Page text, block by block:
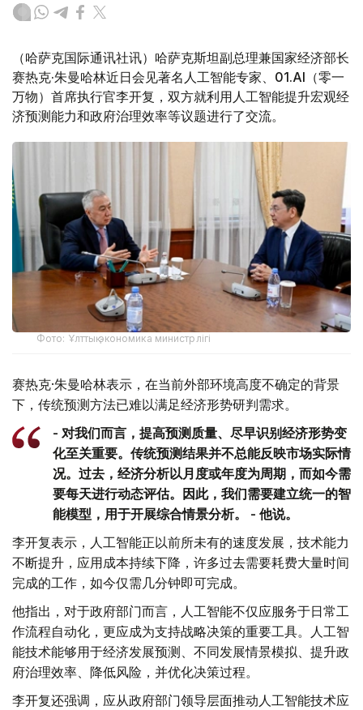
（哈萨克国际通讯社讯）哈萨克斯坦副总理兼国家经济部长
赛热克·朱曼哈林近日会见著名人工智能专家、01.AI （零一
万物）首席执行官李开复，双方就利用人工智能提升宏观经
济预测能力和政府治理效率等议题进行了交流。
Фото: Ұлттық экономика министрлігі
赛热克·朱曼哈林表示，在当前外部环境高度不确定的背景
下，传统预测方法已难以满足经济形势研判需求。
- 对我们而言，提高预测质量、尽早识别经济形势变
化至关重要。传统预测结果并不总能反映市场实际情
况。过去，经济分析以月度或年度为周期，而如今需
要每天进行动态评估。因此，我们需要建立统一的智
能模型，用于开展综合情景分析。 - 他说。
李开复表示，人工智能正以前所未有的速度发展，技术能力
不断提升，应用成本持续下降，许多过去需要耗费大量时间
完成的工作，如今仅需几分钟即可完成。
他指出，对于政府部门而言，人工智能不仅应服务于日常工
作流程自动化，更应成为支持战略决策的重要工具。人工智
能技术能够用于经济发展预测、不同发展情景模拟、提升政
府治理效率、降低风险，并优化决策过程。
李开复还强调，应从政府部门领导层面推动人工智能技术应